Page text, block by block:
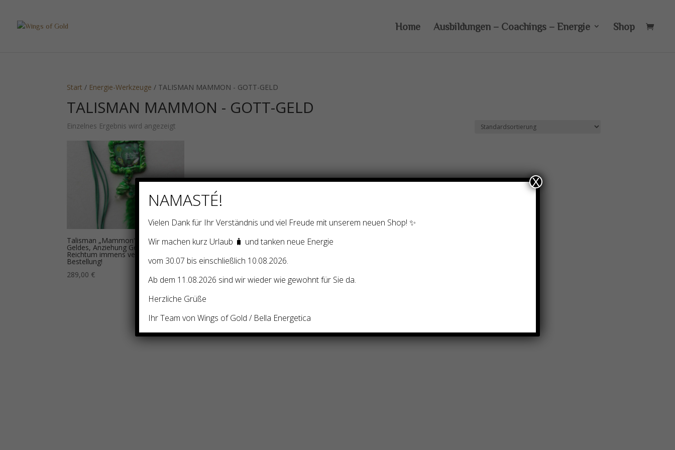
Home Ausbildungen – Coachings – Energie Shop
Start / Energie-Werkzeuge / TALISMAN MAMMON - GOTT-GELD
TALISMAN MAMMON - GOTT-GELD
Einzelnes Ergebnis wird angezeigt
Talisman „Mammon“ – Gott des
Geldes, Anziehung Geld, Wohlstand,
Reichtum immens vergrößern. –
Bestellung!
289,00 €
NAMASTÉ!
Vielen Dank für Ihr Verständnis und viel Freude mit unserem neuen Shop! ✨
Wir machen kurz Urlaub 🧳 und tanken neue Energie
vom 30.07 bis einschließlich 10.08.2026.
Ab dem 11.08.2026 sind wir wieder wie gewohnt für Sie da.
Herzliche Grüße
Ihr Team von Wings of Gold / Bella Energetica
X